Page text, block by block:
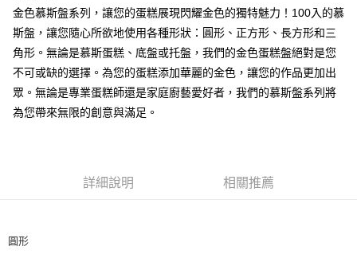
Apple Pay
街口支付
悠遊付
全盈+PAY
AFTEE先享後付是「在收到商品之後才付款」的支付方式。 讓您購物簡單
３．安心：先確認商品／服務後，再付款。
全家取貨付款-重量限制含紙箱10kg，請控制商品重量在9~9.5
金色慕斯盤系列，讓您的蛋糕展現閃耀金色的獨特魅力！100入的慕
斯盤，讓您隨心所欲地使用各種形狀：圓形、正方形、長方形和三
角形。無論是慕斯蛋糕、底盤或托盤，我們的金色蛋糕盤絕對是您
不可或缺的選擇。為您的蛋糕添加華麗的金色，讓您的作品更加出
眾。無論是專業蛋糕師還是家庭廚藝愛好者，我們的慕斯盤系列將
為您帶來無限的創意與滿足。
詳細說明 相關推薦
圓形